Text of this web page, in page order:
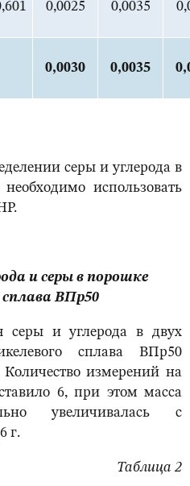
0,0025 0,0035
0,0030 0,0035
серы и углерода в
использовать
и серы в порошке
сплава ВПр50
серы и углерода в двух
сплава ВПр50
измерений на
6, при этом масса
увеличивалась с
г.
Таблица 2